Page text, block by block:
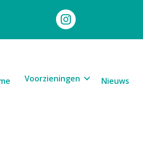
Voorzieningen Nieuws